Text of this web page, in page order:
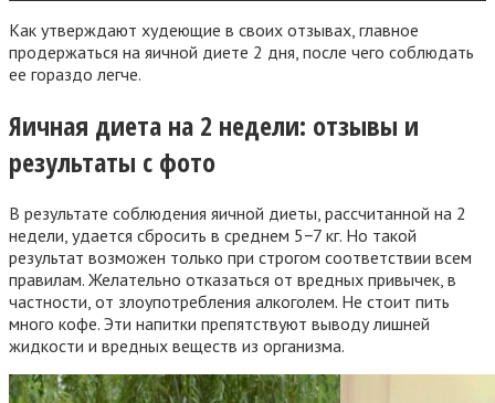
Как утверждают худеющие в своих отзывах, главное
продержаться на яичной диете 2 дня, после чего соблюдать
ее гораздо легче.
Яичная диета на 2 недели: отзывы и
результаты с фото
В результате соблюдения яичной диеты, рассчитанной на 2
недели, удается сбросить в среднем 5−7 кг. Но такой
результат возможен только при строгом соответствии всем
правилам. Желательно отказаться от вредных привычек, в
частности, от злоупотребления алкоголем. Не стоит пить
много кофе. Эти напитки препятствуют выводу лишней
жидкости и вредных веществ из организма.